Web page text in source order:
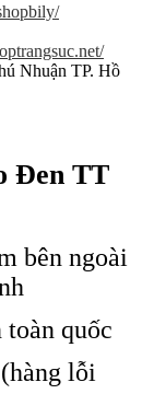
Nhuận TP. Hồ
Đen TT
bên ngoài
toàn quốc
lỗi